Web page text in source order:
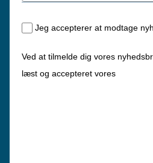
Jeg accepterer at modtage
Ved at tilmelde dig vores
læst og accepteret vores